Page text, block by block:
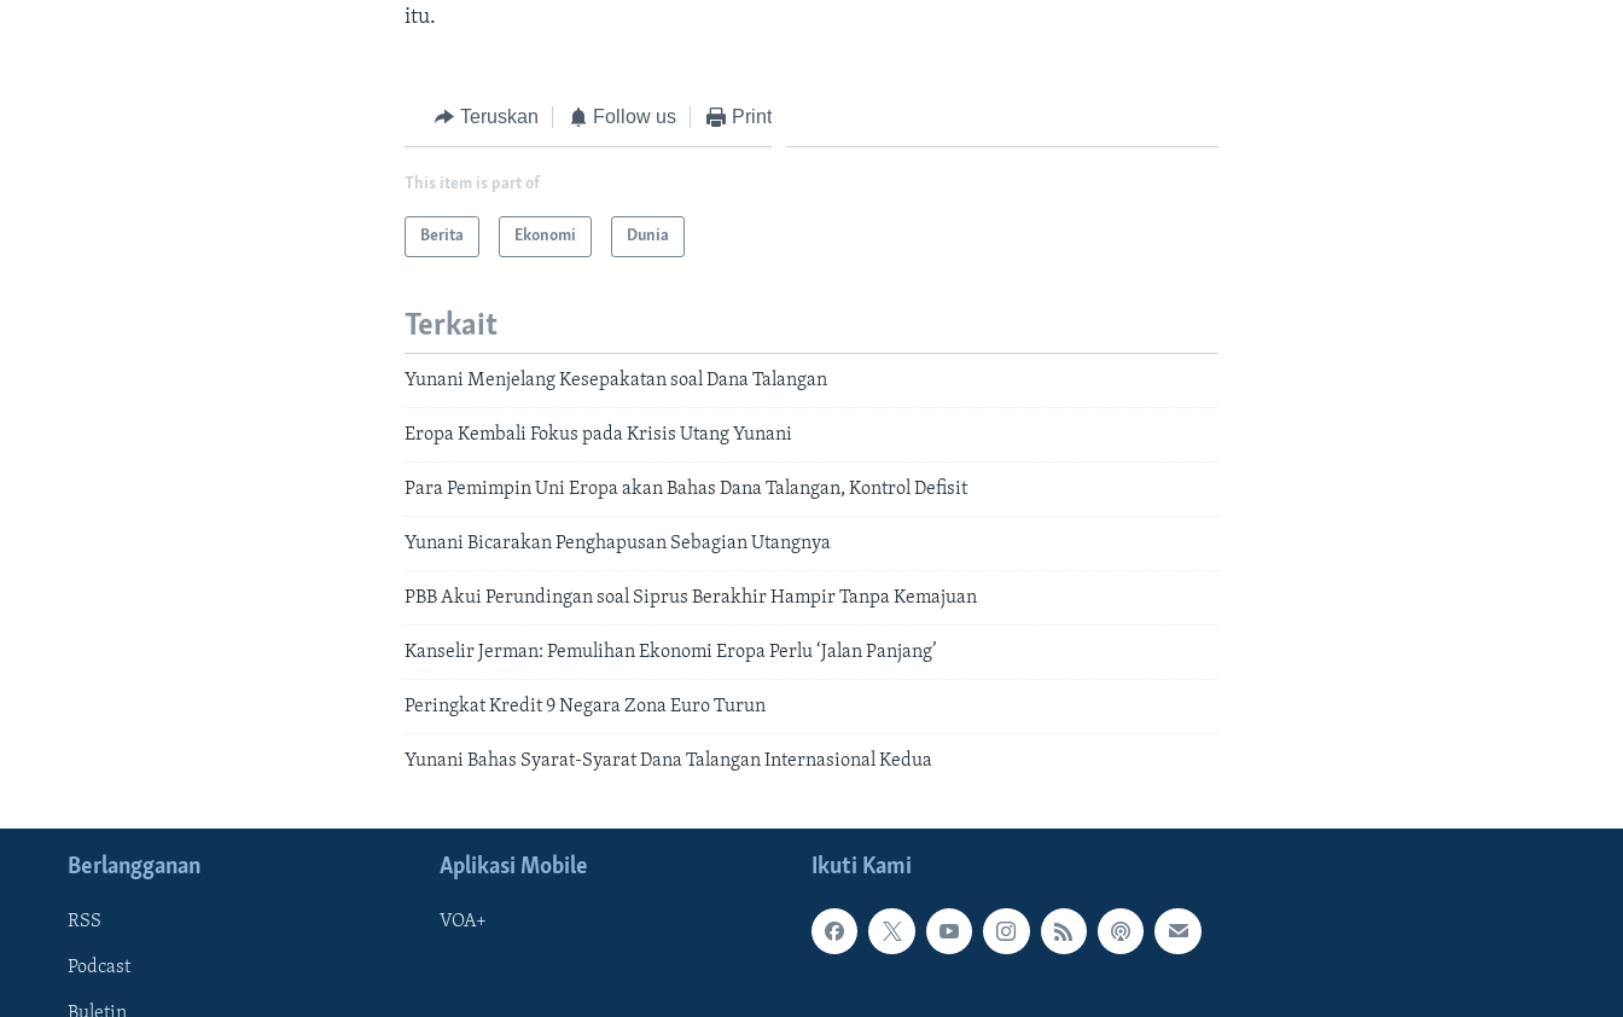
itu.
Teruskan Follow us Print
This item is part of
Berita Ekonomi Dunia
Terkait
Yunani Menjelang Kesepakatan soal Dana Talangan
Eropa Kembali Fokus pada Krisis Utang Yunani
Para Pemimpin Uni Eropa akan Bahas Dana Talangan, Kontrol Defisit
Yunani Bicarakan Penghapusan Sebagian Utangnya
PBB Akui Perundingan soal Siprus Berakhir Hampir Tanpa Kemajuan
Kanselir Jerman: Pemulihan Ekonomi Eropa Perlu ‘Jalan Panjang’
Peringkat Kredit 9 Negara Zona Euro Turun
Yunani Bahas Syarat-Syarat Dana Talangan Internasional Kedua
Ikuti Kami
Berlangganan
RSS
Podcast
Buletin
Aplikasi Mobile
VOA+